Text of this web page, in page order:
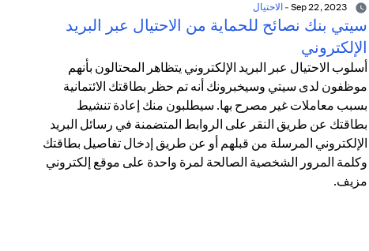
- الاحتيال
سيتي بنك نصائح للحماية من الاحتيال عبر البريد
الإلكتروني
أسلوب الاحتيال عبر البريد الإلكتروني يتظاهر المحتالون بأنهم
موظفون لدى سيتي وسيخبرونك أنه تم حظر بطاقتك الائتمانية
بسبب معاملات غير مصرح بها. سيطلبون منك إعادة تنشيط
بطاقتك عن طريق النقر على الروابط المتضمنة في رسائل البريد
الإلكتروني المرسلة من قبلهم أو عن طريق إدخال تفاصيل بطاقتك
وكلمة المرور الشخصية الصالحة لمرة واحدة على موقع إلكتروني
مزيف.